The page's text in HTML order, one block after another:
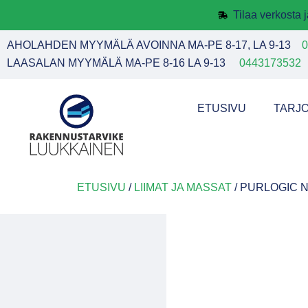
Tilaa verkosta
AHOLAHDEN MYYMÄLÄ AVOINNA MA-PE 8-17, LA 9-13
LAASALAN MYYMÄLÄ MA-PE 8-16 LA 9-13
0443173532
ETUSIVU
ETUSIVU / LIIMAT JA MASSAT / PURLOGIC